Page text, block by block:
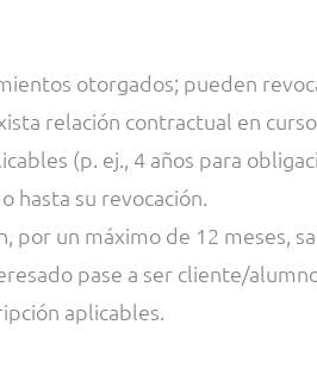
otorgados; pueden
relación contractual en
(p. ej., 4 años para
hasta su revocación.
por un máximo de 12 meses,
pase a ser cliente/
aplicables.